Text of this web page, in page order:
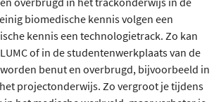
biomedische kennis volgen een
kennis een technologietrack. Zo kan
of in de studentenwerkplaats van de
benut en overbrugd, bijvoorbeeld in
projectonderwijs. Zo vergroot je tijdens